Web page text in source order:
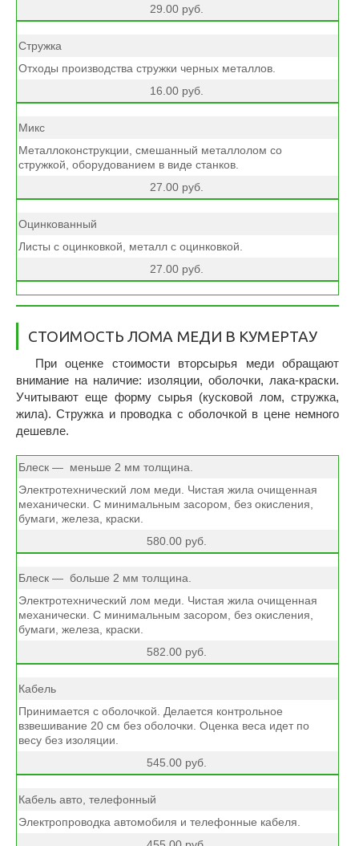
29.00 руб.
Стружка
Отходы производства стружки черных металлов.
16.00 руб.
Микс
Металлоконструкции, смешанный металлолом со
стружкой, оборудованием в виде станков.
27.00 руб.
Оцинкованный
Листы с оцинковкой, металл с оцинковкой.
27.00 руб.
CТОИМОСТЬ ЛОМА МЕДИ В КУМЕРТАУ
При оценке стоимости вторсырья меди обращают
внимание на наличие: изоляции, оболочки, лака-краски.
Учитывают еще форму сырья (кусковой лом, стружка,
жила). Стружка и проводка с оболочкой в цене немного
дешевле.
Блеск — меньше 2 мм толщина.
Электротехнический лом меди. Чистая жила очищенная
механически. С минимальным засором, без окисления,
бумаги, железа, краски.
580.00 руб.
Блеск — больше 2 мм толщина.
Электротехнический лом меди. Чистая жила очищенная
механически. С минимальным засором, без окисления,
бумаги, железа, краски.
582.00 руб.
Кабель
Принимается с оболочкой. Делается контрольное
взвешивание 20 см без оболочки. Оценка веса идет по
весу без изоляции.
545.00 руб.
Кабель авто, телефонный
Электропроводка автомобиля и телефонные кабеля.